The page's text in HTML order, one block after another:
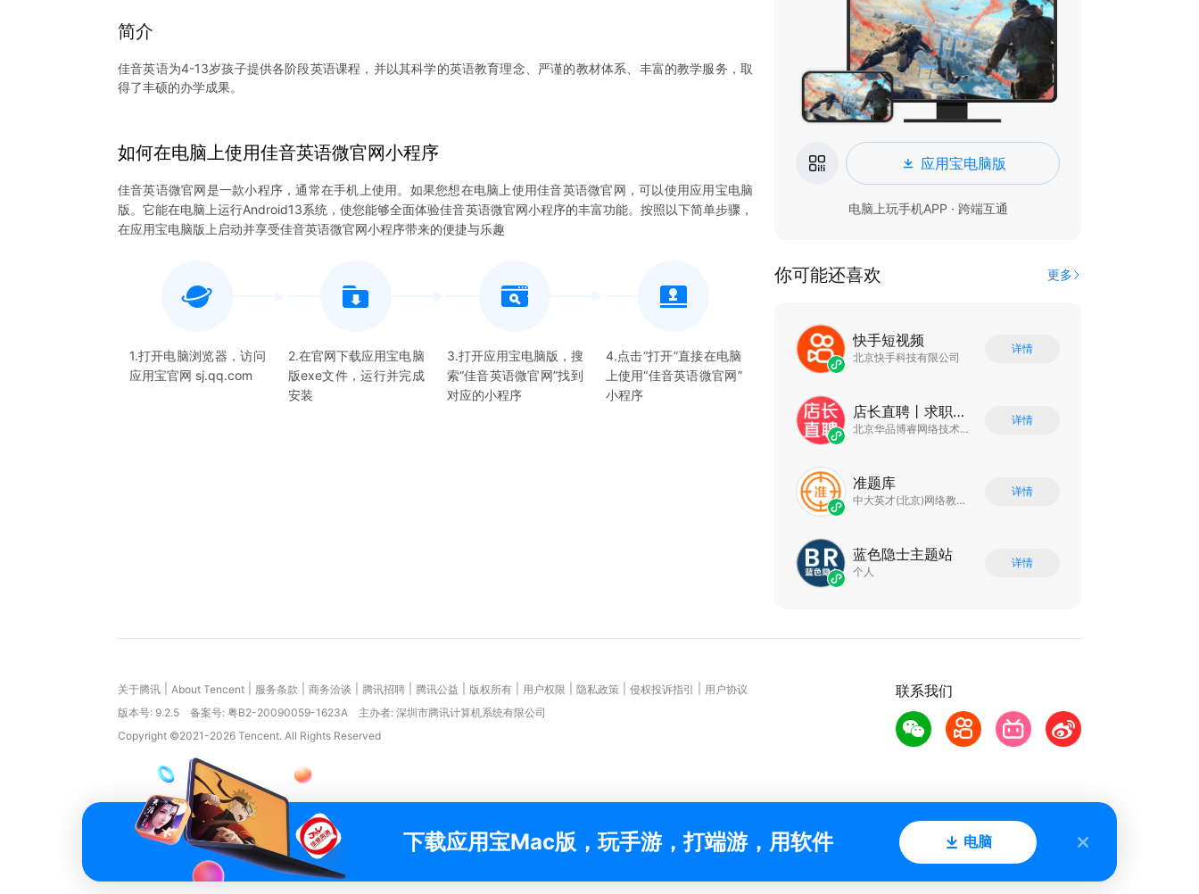
简介
佳音英语为4-13岁孩子提供各阶段英语课程，并以其科学的英语教育理念、严谨的教材体系、丰富的教学服务，取
得了丰硕的办学成果。
如何在电脑上使用佳音英语微官网小程序
佳音英语微官网是一款小程序，通常在手机上使用。如果您想在电脑上使用佳音英语微官网，可以使用应用宝电脑
版。它能在电脑上运行Android13系统，使您能够全面体验佳音英语微官网小程序的丰富功能。按照以下简单步骤，
在应用宝电脑版上启动并享受佳音英语微官网小程序带来的便捷与乐趣
1.打开电脑浏览器，访问
应用宝官网 sj.qq.com
2.在官网下载应用宝电脑
版exe文件，运行并完成
安装
3.打开应用宝电脑版，搜
索“佳音英语微官网”找到
对应的小程序
4.点击“打开”直接在电脑
上使用“佳音英语微官网”
小程序
应用宝电脑版
电脑上玩手机APP · 跨端互通
你可能还喜欢 更多
快手短视频
北京快手科技有限公司
详情
店长直聘丨求职招聘找工作
北京华品博睿网络技术有限公司
详情
准题库
中大英才(北京)网络教育科技有限公司
详情
蓝色隐士主题站
个人
详情
联系我们
关于腾讯 About Tencent 服务条款 商务洽谈 腾讯招聘 腾讯公益 版权所有 用户权限 隐私政策 侵权投诉指引
用户协议
版本号: 9.2.5 备案号: 粤B2-20090059-1623A
主办者: 深圳市腾讯计算机系统有限公司
Copyright ©2021-2026 Tencent. All Rights Reserved
下载应用宝Mac版，玩手游，打端游，用软件 电脑